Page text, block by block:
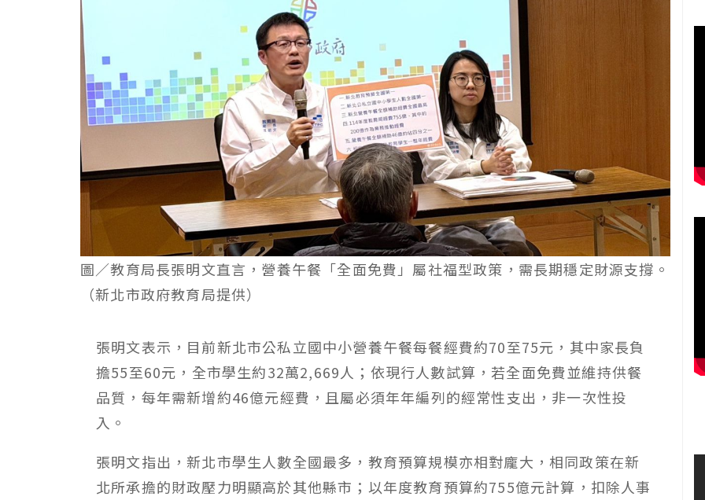
圖／教育局長張明文直言，營養午餐「全面免費」屬社福型政策，需長期穩定財源支撐。
（新北市政府教育局提供）
張明文表示，目前新北市公私立國中小營養午餐每餐經費約70至75元，其中家長負
擔55至60元，全市學生約32萬2,669人；依現行人數試算，若全面免費並維持供餐
品質，每年需新增約46億元經費，且屬必須年年編列的經常性支出，非一次性投
入。
張明文指出，新北市學生人數全國最多，教育預算規模亦相對龐大，相同政策在新
北所承擔的財政壓力明顯高於其他縣市；以年度教育預算約755億元計算，扣除人事